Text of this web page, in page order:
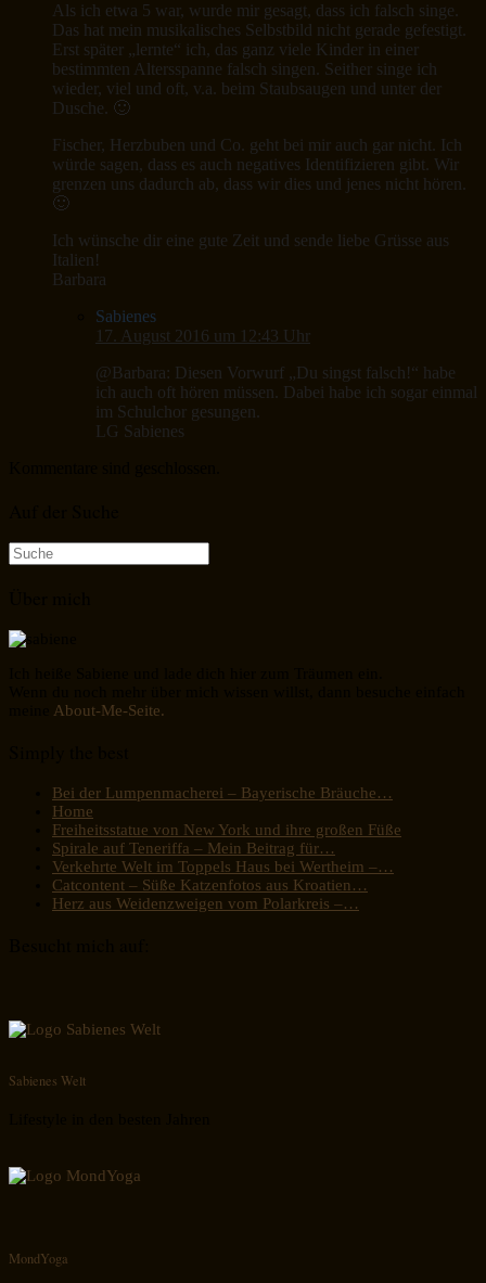
Als ich etwa 5 war, wurde mir gesagt, dass ich falsch singe.
Das hat mein musikalisches Selbstbild nicht gerade gefestigt.
Erst später „lernte“ ich, das ganz viele Kinder in einer
bestimmten Altersspanne falsch singen. Seither singe ich
wieder, viel und oft, v.a. beim Staubsaugen und unter der
Dusche. 🙂
Fischer, Herzbuben und Co. geht bei mir auch gar nicht. Ich
würde sagen, dass es auch negatives Identifizieren gibt. Wir
grenzen uns dadurch ab, dass wir dies und jenes nicht hören.
🙂
Ich wünsche dir eine gute Zeit und sende liebe Grüsse aus
Italien!
Barbara
Sabienes
17. August 2016 um 12:43 Uhr
@Barbara: Diesen Vorwurf „Du singst falsch!“ habe
ich auch oft hören müssen. Dabei habe ich sogar einmal
im Schulchor gesungen.
LG Sabienes
Suche
nach:
About-Me-Seite.
Bei der Lumpenmacherei – Bayerische Bräuche…
Home
Freiheitsstatue von New York und ihre großen Füße
Spirale auf Teneriffa – Mein Beitrag für…
Verkehrte Welt im Toppels Haus bei Wertheim –…
Catcontent – Süße Katzenfotos aus Kroatien…
Herz aus Weidenzweigen vom Polarkreis –…
Sabienes Welt
MondYoga